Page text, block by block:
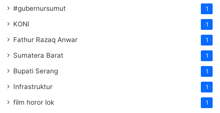
#gubernursumut 1
KONI 1
Fathur Razaq Anwar 1
Sumatera Barat 1
Bupati Serang 1
Infrastruktur 1
film horor lok 1